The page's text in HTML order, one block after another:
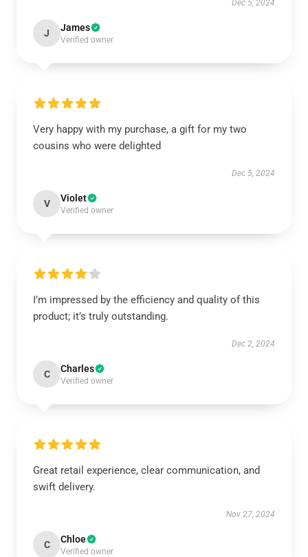
Dec 5, 2024
J James
Verified owner
Very happy with my purchase, a gift for my two
cousins who were delighted
Dec 5, 2024
V Violet
Verified owner
I’m impressed by the efficiency and quality of this
product; it’s truly outstanding.
Dec 2, 2024
C Charles
Verified owner
Great retail experience, clear communication, and
swift delivery.
Nov 27, 2024
C Chloe
Verified owner